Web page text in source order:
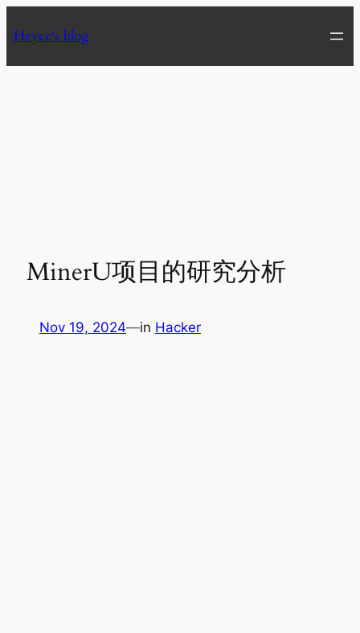
to
Heycc's blog
MinerU项目的研究分析
Nov 19, 2024—in Hacker